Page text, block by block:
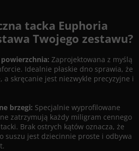
tacka Euphoria
Twojego zestawu?
powierzchnia: Zaprojektowana z myślą
Idealnie płaskie dno sprawia, że
a skręcanie jest niezwykle precyzyjne i
brzegi: Specjalnie wyprofilowane
zatrzymują każdy miligram cennego
Brak ostrych kątów oznacza, że
suszu jest dziecinnie proste i odbywa